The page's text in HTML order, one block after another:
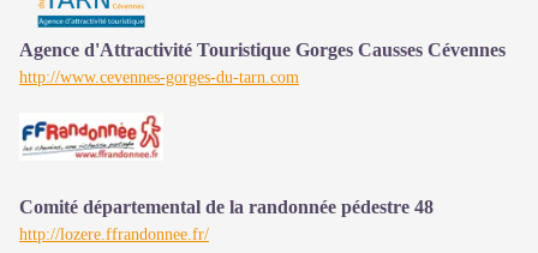
Agence d'Attractivité Touristique Gorges Causses Cévennes
http://www.cevennes-gorges-du-tarn.com
Comité départemental de la randonnée pédestre 48
http://lozere.ffrandonnee.fr/